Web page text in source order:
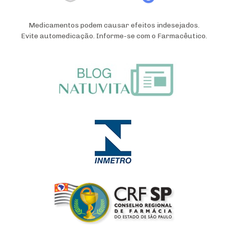
Medicamentos podem causar efeitos indesejados.
Evite automedicação. Informe-se com o Farmacêutico.